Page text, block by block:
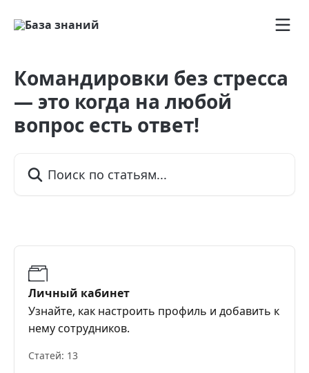
Командировки без стресса
— это когда на любой
вопрос есть ответ!
Личный кабинет
Узнайте, как настроить профиль и добавить к
нему сотрудников.
Статей: 13